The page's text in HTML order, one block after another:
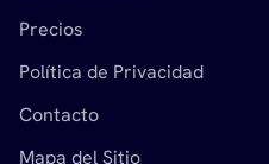
Precios
Política de Privacidad
Contacto
Mapa del Sitio